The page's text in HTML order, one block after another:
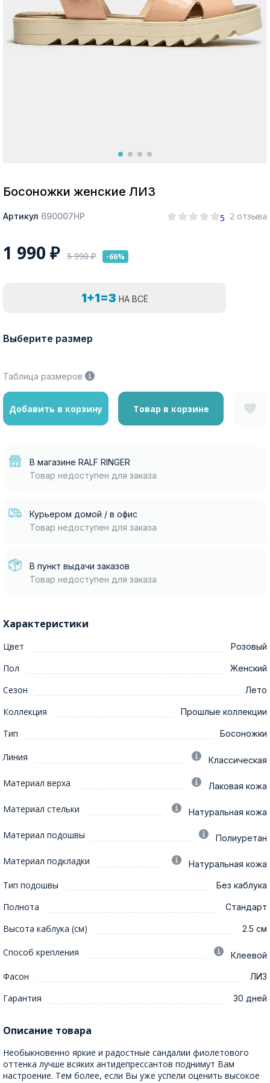
Босоножки женские ЛИЗ
Артикул 690007НР 5 2 отзыва
1 990 ₽ 5 990₽ -66%
1+1=3 НА ВСЁ
Выберите размер
Таблица размеров
Добавить в корзину Товар в корзине
В магазине RALF RINGER
Товар недоступен для заказа
Курьером домой / в офис
Товар недоступен для заказа
В пункт выдачи заказов
Товар недоступен для заказа
Характеристики
Цвет Розовый
Пол Женский
Сезон Лето
Коллекция Прошлые коллекции
Тип Босоножки
Линия Классическая
Материал верха Лаковая кожа
Материал стельки Натуральная кожа
Материал подошвы Полиуретан
Материал подкладки Натуральная кожа
Тип подошвы Без каблука
Полнота Стандарт
Высота каблука (см) 2.5 см
Способ крепления Клеевой
Фасон ЛИЗ
Гарантия 30 дней
Описание товара
Необыкновенно яркие и радостные сандалии фиолетового
оттенка лучше всяких антидепрессантов поднимут Вам
настроение. Тем более, если Вы уже успели оценить высокое